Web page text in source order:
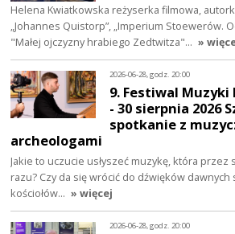
Helena Kwiatkowska reżyserka filmowa,
„Johannes Quistorp”, „Imperium Stoewerów.
"Małej ojczyzny hrabiego Zedtwitza"… »
2026-06-28, godz. 20:00
9. Festiwal Muzyki
- 30 sierpnia 2026
spotkanie z
archeologami
Jakie to uczucie usłyszeć muzykę, która przez
razu? Czy da się wrócić do dźwięków
kościołów… » więcej
2026-06-28, godz. 20:00